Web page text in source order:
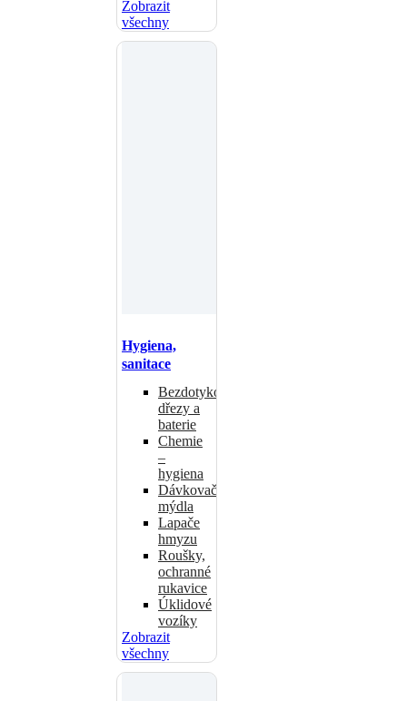
Zobrazit
všechny
Hygiena,
sanitace
Bezdotykové
dřezy a
baterie
Chemie
–
hygiena
Dávkovače
mýdla
Lapače
hmyzu
Roušky,
ochranné
rukavice
Úklidové
vozíky
Zobrazit
všechny